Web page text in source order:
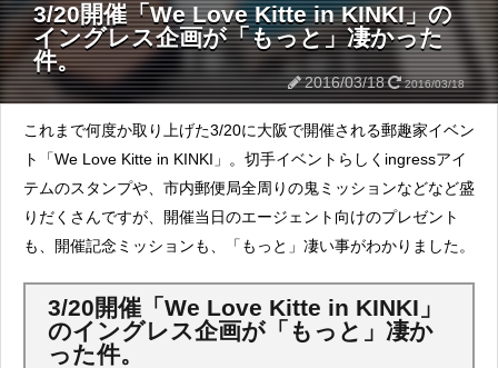
3/20開催「We Love Kitte in KINKI」の
イングレス企画が「もっと」凄かった
件。
2016/03/18 2016/03/18
これまで何度か取り上げた3/20に大阪で開催される郵趣家イベン
ト「We Love Kitte in KINKI」。切手イベントらしくingressアイ
テムのスタンプや、市内郵便局全周りの鬼ミッションなどなど盛
りだくさんですが、開催当日のエージェント向けのプレゼント
も、開催記念ミッションも、「もっと」凄い事がわかりました。
3/20開催「We Love Kitte in KINKI」
のイングレス企画が「もっと」凄か
った件。